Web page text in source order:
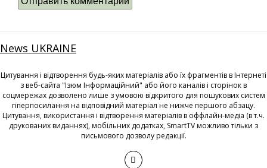
News UKRAINE
Цитування і відтворення будь-яких матеріалів або їх фрагментів в Інтернеті
з веб-сайта "Ізюм Інформаційний" або його каналів і сторінок в
соцмережах дозволено лише з умовою відкритого для пошукових систем
гіперпосилання на відповідний матеріал не нижче першого абзацу.
Цитування, використання і відтворення матеріалів в оффлайн-медіа (в т.ч.
друкованих виданнях), мобільних додатках, SmartTV можливо тільки з
письмового дозволу редакції.